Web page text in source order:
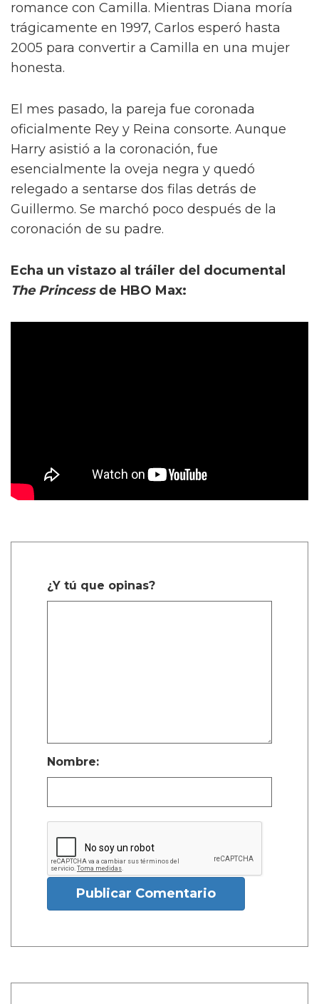
romance con Camilla. Mientras Diana moría
trágicamente en 1997, Carlos esperó hasta
2005 para convertir a Camilla en una mujer
honesta.
El mes pasado, la pareja fue coronada
oficialmente Rey y Reina consorte. Aunque
Harry asistió a la coronación, fue
esencialmente la oveja negra y quedó
relegado a sentarse dos filas detrás de
Guillermo. Se marchó poco después de la
coronación de su padre.
Echa un vistazo al tráiler del documental
The Princessde HBO Max:
¿Y tú que opinas?
Nombre:
Publicar Comentario